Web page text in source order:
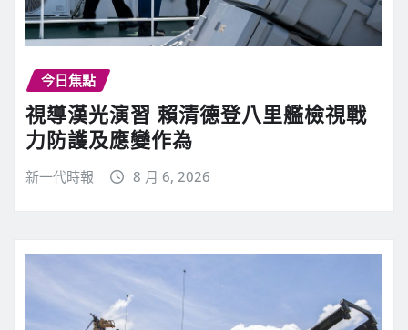
今日焦點
視導漢光演習 賴清德登八里艦檢視戰
力防護及應變作為
新一代時報 8 月 6, 2026